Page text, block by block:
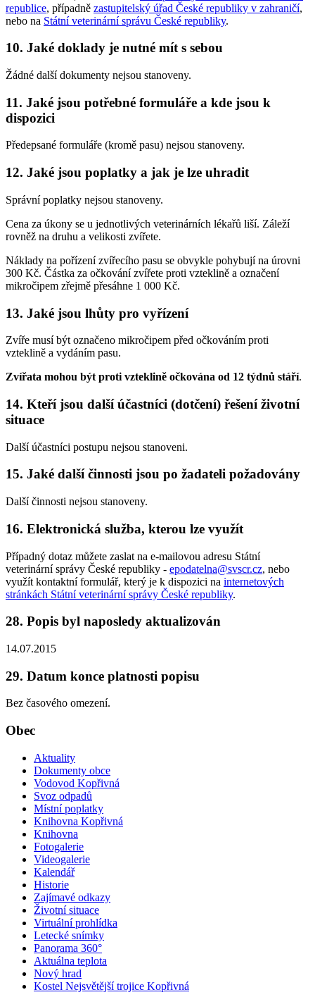
republice, případně zastupitelský úřad České republiky v zahraničí,
nebo na Státní veterinární správu České republiky.
10. Jaké doklady je nutné mít s sebou
Žádné další dokumenty nejsou stanoveny.
11. Jaké jsou potřebné formuláře a kde jsou k
dispozici
Předepsané formuláře (kromě pasu) nejsou stanoveny.
12. Jaké jsou poplatky a jak je lze uhradit
Správní poplatky nejsou stanoveny.
Cena za úkony se u jednotlivých veterinárních lékařů liší. Záleží
rovněž na druhu a velikosti zvířete.
Náklady na pořízení zvířecího pasu se obvykle pohybují na úrovni
300 Kč. Částka za očkování zvířete proti vzteklině a označení
mikročipem zřejmě přesáhne 1 000 Kč.
13. Jaké jsou lhůty pro vyřízení
Zvíře musí být označeno mikročipem před očkováním proti
vzteklině a vydáním pasu.
Zvířata mohou být proti vzteklině očkována od 12 týdnů stáří.
14. Kteří jsou další účastníci (dotčení) řešení životní
situace
Další účastníci postupu nejsou stanoveni.
15. Jaké další činnosti jsou po žadateli požadovány
Další činnosti nejsou stanoveny.
16. Elektronická služba, kterou lze využít
Případný dotaz můžete zaslat na e-mailovou adresu Státní
veterinární správy České republiky - epodatelna@svscr.cz, nebo
využít kontaktní formulář, který je k dispozici na internetových
stránkách Státní veterinární správy České republiky.
28. Popis byl naposledy aktualizován
14.07.2015
29. Datum konce platnosti popisu
Bez časového omezení.
Obec
Aktuality
Dokumenty obce
Vodovod Kopřivná
Svoz odpadů
Místní poplatky
Knihovna Kopřivná
Knihovna
Fotogalerie
Videogalerie
Kalendář
Historie
Zajímavé odkazy
Životní situace
Virtuální prohlídka
Letecké snímky
Panorama 360°
Aktuálna teplota
Nový hrad
Kostel Nejsvětější trojice Kopřivná